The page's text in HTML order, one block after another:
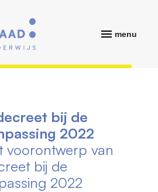
menu
bij de
2022
voorontwerp van
bij de
2022